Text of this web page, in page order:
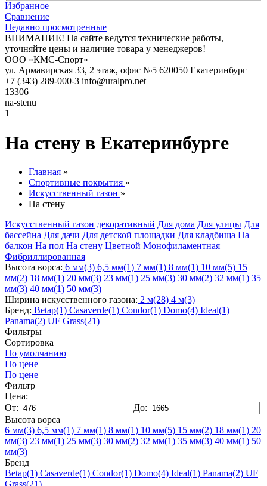
Избранное
Сравнение
Недавно просмотренные
ВНИМАНИЕ! На сайте ведутся технические работы,
уточняйте цены и наличие товара у менеджеров!
ООО «КМС-Спорт»
ул. Армавирская 33, 2 этаж, офис №5 620050 Екатеринбург
+7 (343) 289-000-3 info@uralpro.net
13306
na-stenu
1
На стену в Екатеринбурге
Главная »
Спортивные покрытия »
Искусственный газон »
На стену
Искусственный газон декоративный Для дома Для улицы Для
бассейна Для дачи Для детской площадки Для кладбища На
балкон На пол На стену Цветной Монофиламентная
Фибриллированная
Высота ворса: 6 мм(3) 6,5 мм(1) 7 мм(1) 8 мм(1) 10 мм(5) 15
мм(2) 18 мм(1) 20 мм(3) 23 мм(1) 25 мм(3) 30 мм(2) 32 мм(1) 35
мм(3) 40 мм(1) 50 мм(3)
Ширина искусственного газона: 2 м(28) 4 м(3)
Бренд: Betap(1) Casaverde(1) Condor(1) Domo(4) Ideal(1)
Panama(2) UF Grass(21)
Фильтры
Сортировка
По умолчанию
По цене
По цене
Фильтр
Цена:
От:
До:
Высота ворса
6 мм(3) 6,5 мм(1) 7 мм(1) 8 мм(1) 10 мм(5) 15 мм(2) 18 мм(1) 20
мм(3) 23 мм(1) 25 мм(3) 30 мм(2) 32 мм(1) 35 мм(3) 40 мм(1) 50
мм(3)
Бренд
Betap(1) Casaverde(1) Condor(1) Domo(4) Ideal(1) Panama(2) UF
Grass(21)